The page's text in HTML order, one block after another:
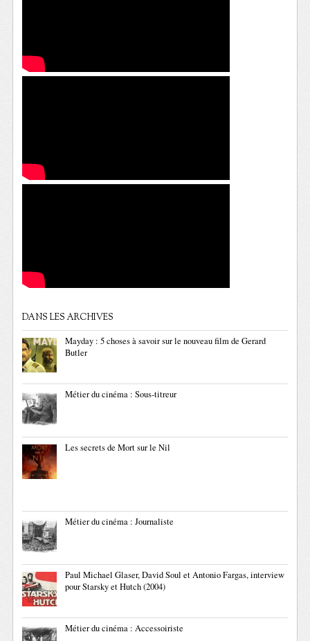
DANS LES ARCHIVES
Mayday : 5 choses à savoir sur le nouveau film de Gerard
Butler
Métier du cinéma : Sous-titreur
Les secrets de Mort sur le Nil
Métier du cinéma : Journaliste
Paul Michael Glaser, David Soul et Antonio Fargas, interview
pour Starsky et Hutch (2004)
Métier du cinéma : Accessoiriste